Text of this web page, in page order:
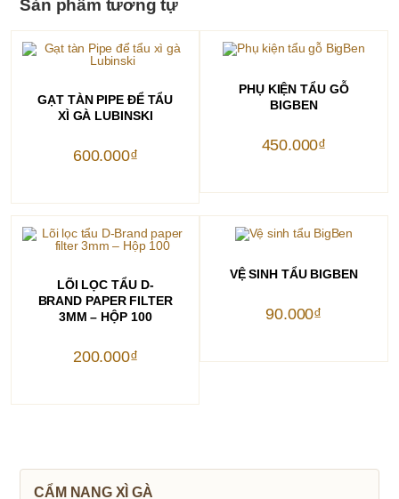
Sản phẩm tương tự
THÊM VÀO GIỎ HÀNG
GẠT TÀN PIPE ĐỂ TẨU
XÌ GÀ LUBINSKI
600.000₫
THÊM VÀO GIỎ HÀNG
PHỤ KIỆN TẨU GỖ
BIGBEN
450.000₫
THÊM VÀO GIỎ HÀNG
LÕI LỌC TẨU D-
BRAND PAPER FILTER
3MM – HỘP 100
200.000₫
THÊM VÀO GIỎ HÀNG
VỆ SINH TẨU BIGBEN
90.000₫
CẨM NANG XÌ GÀ